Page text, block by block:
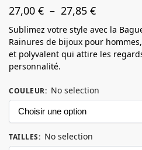
27,00€ – 27,85€
Sublimez votre style avec la
Rainures de bijoux pour
et polyvalent qui attire les
personnalité.
COULEUR: No selection
TAILLES: No selection